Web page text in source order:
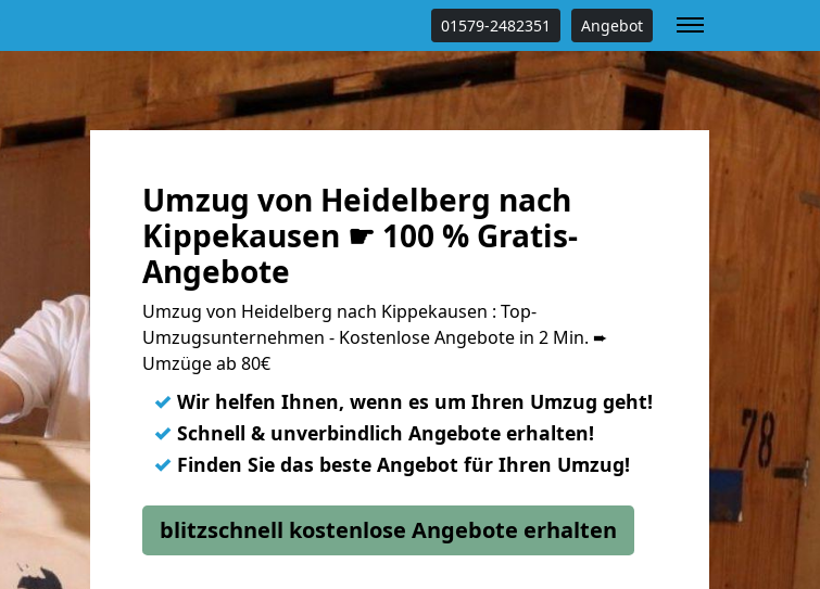
01579-2482351 Angebot
Umzug von Heidelberg nach
Kippekausen ☛ 100 % Gratis-
Angebote
Umzug von Heidelberg nach Kippekausen : Top-
Umzugsunternehmen - Kostenlose Angebote in 2 Min. ➨
Umzüge ab 80€
✓ Wir helfen Ihnen, wenn es um Ihren Umzug geht!
✓ Schnell & unverbindlich Angebote erhalten!
✓ Finden Sie das beste Angebot für Ihren Umzug!
blitzschnell kostenlose Angebote erhalten